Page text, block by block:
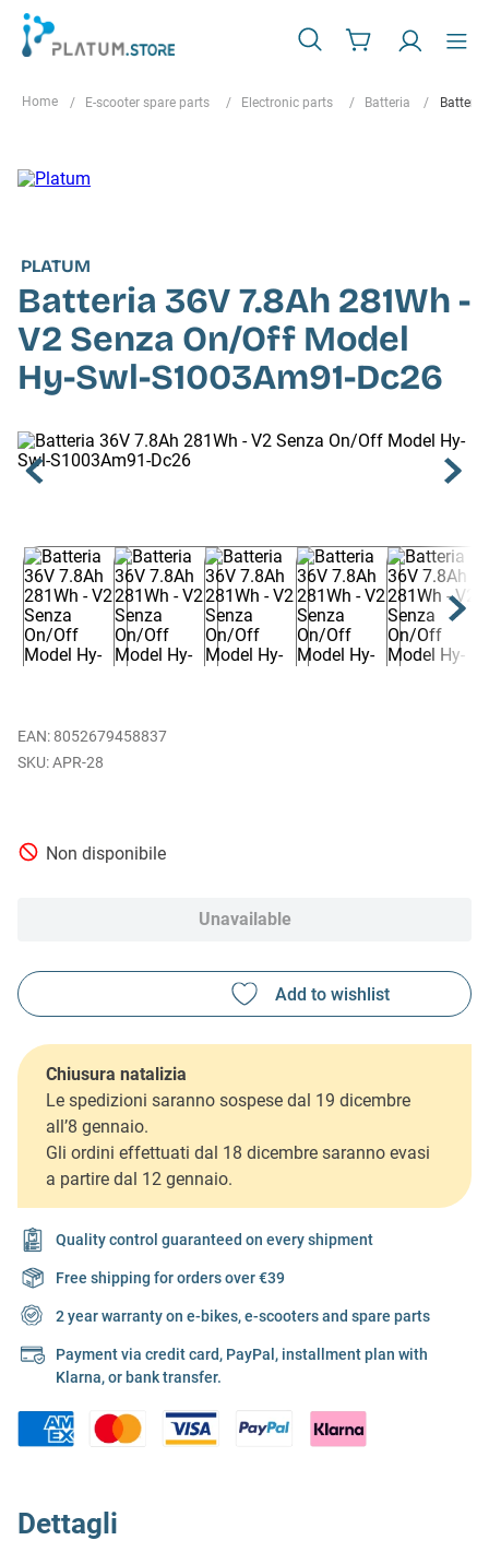
E-scooter spare parts Electronic parts Batteria
PLATUM
Batteria 36V 7.8Ah 281Wh -
V2 Senza On/Off Model
Hy-Swl-S1003Am91-Dc26
EAN: 8052679458837
APR-28
Non disponibile
Unavailable
Chiusura natalizia
Le spedizioni saranno sospese dal 19 dicembre
all’8 gennaio.
Gli ordini effettuati dal 18 dicembre saranno evasi
a partire dal 12 gennaio.
Quality control guaranteed on every shipment
Free shipping for orders over €39
2 year warranty on e-bikes, e-scooters and spare parts
Payment via credit card, PayPal, installment plan with
Klarna, or bank transfer.
Dettagli